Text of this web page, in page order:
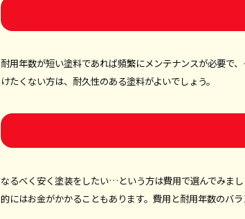
耐用年数が短い塗料であれば頻繁にメンテナンスが必要で
けたくない方は、耐久性のある塗料がよいでしょう。
なるべく安く塗装をしたい…という方は費用で選んでみま
的にはお金がかかることもあります。費用と耐用年数のバラ